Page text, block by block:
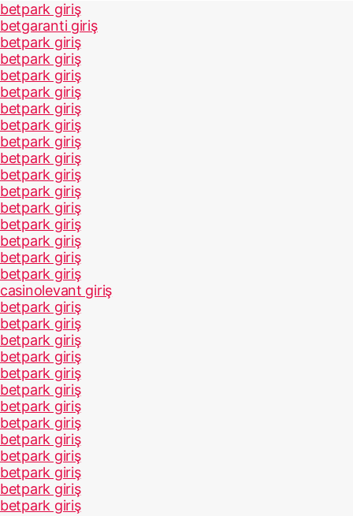
betpark giriş
betgaranti giriş
betpark giriş
betpark giriş
betpark giriş
betpark giriş
betpark giriş
betpark giriş
betpark giriş
betpark giriş
betpark giriş
betpark giriş
betpark giriş
betpark giriş
betpark giriş
betpark giriş
betpark giriş
casinolevant giriş
betpark giriş
betpark giriş
betpark giriş
betpark giriş
betpark giriş
betpark giriş
betpark giriş
betpark giriş
betpark giriş
betpark giriş
betpark giriş
betpark giriş
betpark giriş